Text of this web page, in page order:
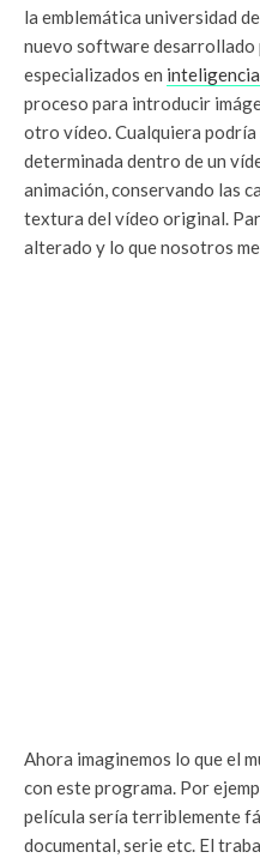
la emblemática universidad
nuevo software
especializados en
proceso para introducir
otro vídeo. Cualquiera podría
determinada dentro de un
animación, conservando las
textura del vídeo original.
alterado y lo que nosotros
Ahora imaginemos lo que el
con este programa. Por
película sería terriblemente
documental, serie etc. El